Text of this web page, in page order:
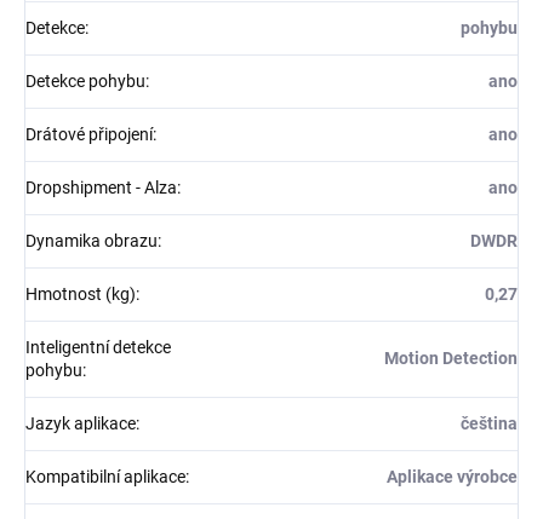
Detekce: pohybu
Detekce pohybu: ano
Drátové připojení: ano
Dropshipment - Alza: ano
Dynamika obrazu: DWDR
Hmotnost (kg): 0,27
Inteligentní detekce
pohybu:
Motion Detection
Jazyk aplikace: čeština
Kompatibilní aplikace: Aplikace výrobce